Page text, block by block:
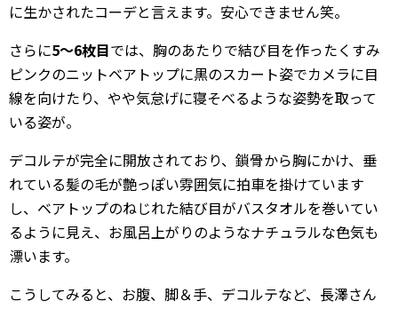
に生かされたコーデと言えます。安心できません笑。
さらに5～6枚目では、胸のあたりで結び目を作ったくすみ
ピンクのニットベアトップに黒のスカート姿でカメラに目
線を向けたり、やや気怠げに寝そべるような姿勢を取って
いる姿が。
デコルテが完全に開放されており、鎖骨から胸にかけ、垂
れている髪の毛が艶っぽい雰囲気に拍車を掛けています
し、ベアトップのねじれた結び目がバスタオルを巻いてい
るように見え、お風呂上がりのようなナチュラルな色気も
漂います。
こうしてみると、お腹、脚＆手、デコルテなど、長澤さん